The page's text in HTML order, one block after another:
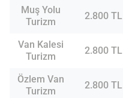
Muş Yolu
Turizm
2.800 TL
Van Kalesi
Turizm
2.800 TL
Özlem Van
Turizm
2.800 TL